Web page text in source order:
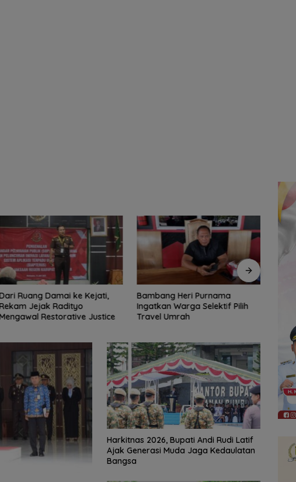
Ruang Damai ke Kejati,
Jejak Radityo
Restorative Justice
Bambang Heri Purnama
Ingatkan Warga Selektif Pilih
Travel Umrah
Harkitnas 2026, Bupati Andi Rudi Latif
Ajak Generasi Muda Jaga Kedaulatan
Bangsa